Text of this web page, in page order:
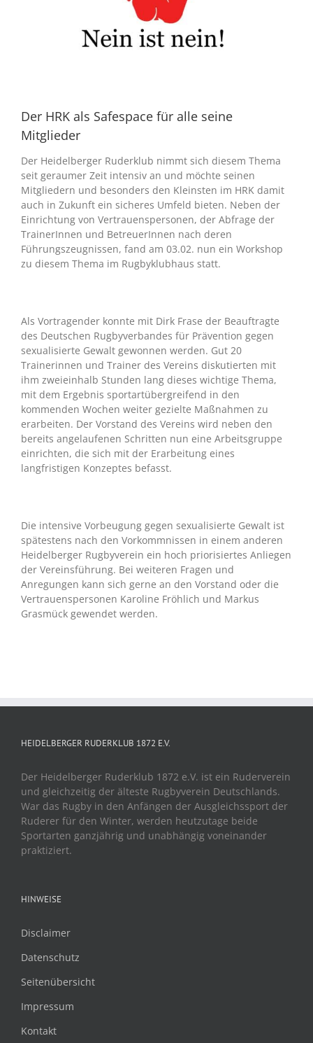
Der HRK als Safespace für alle seine
Mitglieder
Der Heidelberger Ruderklub nimmt sich diesem Thema
seit geraumer Zeit intensiv an und möchte seinen
Mitgliedern und besonders den Kleinsten im HRK damit
auch in Zukunft ein sicheres Umfeld bieten. Neben der
Einrichtung von Vertrauenspersonen, der Abfrage der
TrainerInnen und BetreuerInnen nach deren
Führungszeugnissen, fand am 03.02. nun ein Workshop
zu diesem Thema im Rugbyklubhaus statt.
Als Vortragender konnte mit Dirk Frase der Beauftragte
des Deutschen Rugbyverbandes für Prävention gegen
sexualisierte Gewalt gewonnen werden. Gut 20
Trainerinnen und Trainer des Vereins diskutierten mit
ihm zweieinhalb Stunden lang dieses wichtige Thema,
mit dem Ergebnis sportartübergreifend in den
kommenden Wochen weiter gezielte Maßnahmen zu
erarbeiten. Der Vorstand des Vereins wird neben den
bereits angelaufenen Schritten nun eine Arbeitsgruppe
einrichten, die sich mit der Erarbeitung eines
langfristigen Konzeptes befasst.
Die intensive Vorbeugung gegen sexualisierte Gewalt ist
spätestens nach den Vorkommnissen in einem anderen
Heidelberger Rugbyverein ein hoch priorisiertes Anliegen
der Vereinsführung. Bei weiteren Fragen und
Anregungen kann sich gerne an den Vorstand oder die
Vertrauenspersonen Karoline Fröhlich und Markus
Grasmück gewendet werden.
HEIDELBERGER RUDERKLUB 1872 E.V.
Der Heidelberger Ruderklub 1872 e.V. ist ein Ruderverein
und gleichzeitig der älteste Rugbyverein Deutschlands.
War das Rugby in den Anfängen der Ausgleichssport der
Ruderer für den Winter, werden heutzutage beide
Sportarten ganzjährig und unabhängig voneinander
praktiziert.
HINWEISE
Disclaimer
Datenschutz
Seitenübersicht
Impressum
Kontakt